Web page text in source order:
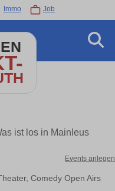
Immo Job
ist los in Mainleus
Events anlegen
Comedy Open Airs